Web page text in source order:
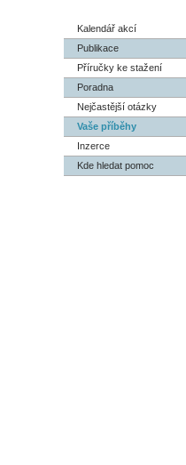
Kalendář akcí
Publikace
Příručky ke stažení
Poradna
Nejčastější otázky
Vaše příběhy
Inzerce
Kde hledat pomoc